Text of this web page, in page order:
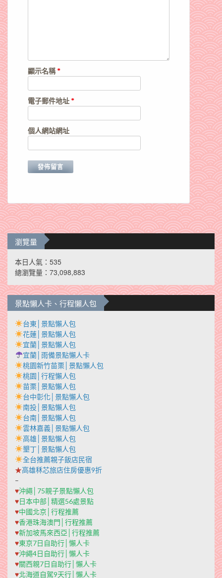
顯示名稱*
電子郵件地址 *
個人網站網址
瀏覽量
本日人氣：535
總瀏覽量：73,098,883
景點懶人卡、行程懶人包
台東│景點懶人包
花蓮│景點懶人包
宜蘭│景點懶人包
宜蘭│雨備景點懶人卡
桃園新竹苗栗│景點懶人包
桃園│行程懶人包
苗栗│景點懶人包
台中彰化│景點懶人包
南投│景點懶人包
台南│景點懶人包
雲林嘉義│景點懶人包
高雄│景點懶人包
墾丁│景點懶人包
全台推薦親子飯店民宿
★高雄秝芯旅店住房優惠9折
–
♥沖繩│75親子景點懶人包
♥日本中部│精選56處景點
♥中國北京│行程推薦
♥香港珠海澳門│行程推薦
♥新加坡馬來西亞│行程推薦
♥東京7日自助行│懶人卡
♥沖繩4日自助行│懶人卡
♥關西親7日自助行│懶人卡
♥北海道自駕9天行│懶人卡